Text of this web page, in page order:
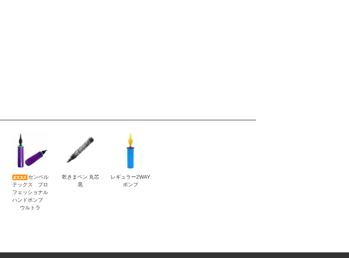
センペル
テックス プロ
フェッショナル
ハンドポンプ
ウルトラ
乾きまペン 丸芯
黒
レギュラー2WAY
ポンプ